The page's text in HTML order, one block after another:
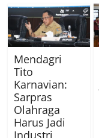
Mendagri
Tito
Karnavian:
Sarpras
Olahraga
Harus Jadi
Industri,